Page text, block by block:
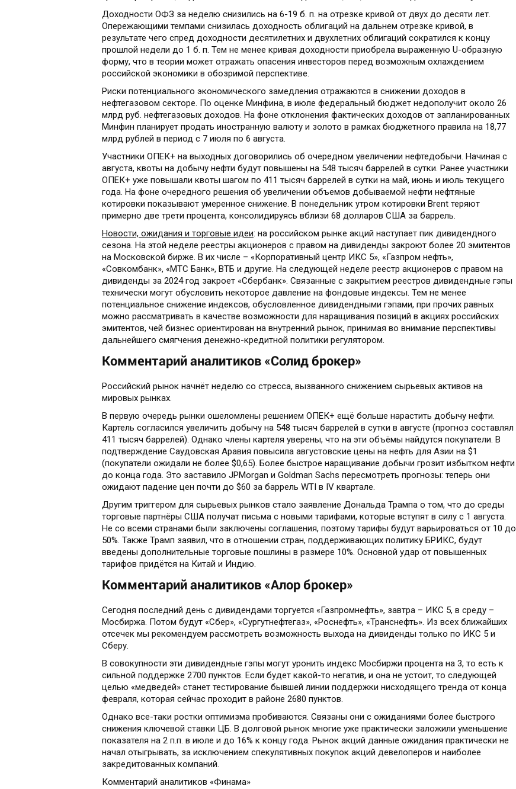
Доходности ОФЗ за неделю снизились на 6-19 б. п. на отрезке кривой от двух до десяти лет.
Опережающими темпами снизилась доходность облигаций на дальнем отрезке кривой, в
результате чего спред доходности десятилетних и двухлетних облигаций сократился к концу
прошлой недели до 1 б. п. Тем не менее кривая доходности приобрела выраженную U-образную
форму, что в теории может отражать опасения инвесторов перед возможным охлаждением
российской экономики в обозримой перспективе.
Риски потенциального экономического замедления отражаются в снижении доходов в
нефтегазовом секторе. По оценке Минфина, в июле федеральный бюджет недополучит около 26
млрд руб. нефтегазовых доходов. На фоне отклонения фактических доходов от запланированных
Минфин планирует продать иностранную валюту и золото в рамках бюджетного правила на 18,77
млрд рублей в период с 7 июля по 6 августа.
Участники ОПЕК+ на выходных договорились об очередном увеличении нефтедобычи. Начиная с
августа, квоты на добычу нефти будут повышены на 548 тысяч баррелей в сутки. Ранее участники
ОПЕК+ уже повышали квоты шагом по 411 тысяч баррелей в сутки на май, июнь и июль текущего
года. На фоне очередного решения об увеличении объемов добываемой нефти нефтяные
котировки показывают умеренное снижение. В понедельник утром котировки Brent теряют
примерно две трети процента, консолидируясь вблизи 68 долларов США за баррель.
Новости, ожидания и торговые идеи: на российском рынке акций наступает пик дивидендного
сезона. На этой неделе реестры акционеров с правом на дивиденды закроют более 20 эмитентов
на Московской бирже. В их числе – «Корпоративный центр ИКС 5», «Газпром нефть»,
«Совкомбанк», «МТС Банк», ВТБ и другие. На следующей неделе реестр акционеров с правом на
дивиденды за 2024 год закроет «Сбербанк». Связанные с закрытием реестров дивидендные гэпы
технически могут обусловить некоторое давление на фондовые индексы. Тем не менее
потенциальное снижение индексов, обусловленное дивидендными гэпами, при прочих равных
можно рассматривать в качестве возможности для наращивания позиций в акциях российских
эмитентов, чей бизнес ориентирован на внутренний рынок, принимая во внимание перспективы
дальнейшего смягчения денежно-кредитной политики регулятором.
Комментарий аналитиков «Солид брокер»
Российский рынок начнёт неделю со стресса, вызванного снижением сырьевых активов на
мировых рынках.
В первую очередь рынки ошеломлены решением ОПЕК+ ещё больше нарастить добычу нефти.
Картель согласился увеличить добычу на 548 тысяч баррелей в сутки в августе (прогноз составлял
411 тысяч баррелей). Однако члены картеля уверены, что на эти объёмы найдутся покупатели. В
подтверждение Саудовская Аравия повысила августовские цены на нефть для Азии на $1
(покупатели ожидали не более $0,65). Более быстрое наращивание добычи грозит избытком нефти
до конца года. Это заставило JPMorgan и Goldman Sachs пересмотреть прогнозы: теперь они
ожидают падение цен почти до $60 за баррель WTI в IV квартале.
Другим триггером для сырьевых рынков стало заявление Дональда Трампа о том, что до среды
торговые партнёры США получат письма с новыми тарифами, которые вступят в силу с 1 августа.
Не со всеми странами были заключены соглашения, поэтому тарифы будут варьироваться от 10 до
50%. Также Трамп заявил, что в отношении стран, поддерживающих политику БРИКС, будут
введены дополнительные торговые пошлины в размере 10%. Основной удар от повышенных
тарифов придётся на Китай и Индию.
Комментарий аналитиков «Алор брокер»
Сегодня последний день с дивидендами торгуется «Газпромнефть», завтра – ИКС 5, в среду –
Мосбиржа. Потом будут «Сбер», «Сургутнефтегаз», «Роснефть», «Транснефть». Из всех ближайших
отсечек мы рекомендуем рассмотреть возможность выхода на дивиденды только по ИКС 5 и
Сберу.
В совокупности эти дивидендные гэпы могут уронить индекс Мосбиржи процента на 3, то есть к
сильной поддержке 2700 пунктов. Если будет какой-то негатив, и она не устоит, то следующей
целью «медведей» станет тестирование бывшей линии поддержки нисходящего тренда от конца
февраля, которая сейчас проходит в районе 2680 пунктов.
Однако все-таки ростки оптимизма пробиваются. Связаны они с ожиданиями более быстрого
снижения ключевой ставки ЦБ. В долговой рынок многие уже практически заложили уменьшение
показателя на 2 п.п. в июле и до 16% к концу года. Рынок акций данные ожидания практически не
начал отыгрывать, за исключением спекулятивных покупок акций девелоперов и наиболее
закредитованных компаний.
Комментарий аналитиков «Финама»